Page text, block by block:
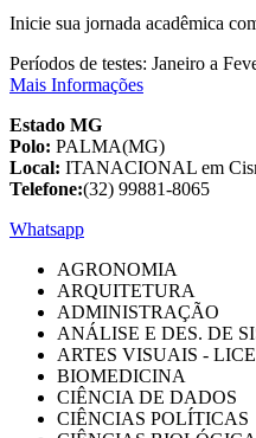
Inicie sua jornada acadêmica
Períodos de testes: Janeiro a
Mais Informações
Estado MG
Polo: PALMA(MG)
Local: ITANACIONAL em
Telefone:(32) 99881-8065
Whatsapp
AGRONOMIA
ARQUITETURA
ADMINISTRAÇÃO
ANÁLISE E DES. DE
ARTES VISUAIS -
BIOMEDICINA
CIÊNCIA DE DADOS
CIÊNCIAS POLÍTICAS